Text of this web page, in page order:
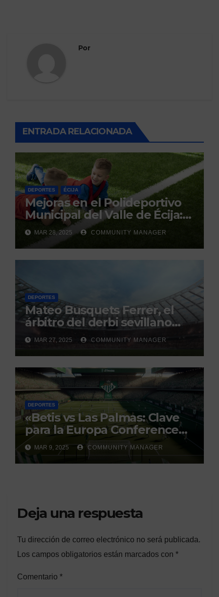
Por
ENTRADA RELACIONADA
DEPORTES ÉCIJA
Mejoras en el Polideportivo
Municipal del Valle de Écija:
Renovación y Mantenimiento
Continuo.
MAR 28, 2025 COMMUNITY MANAGER
DEPORTES
Mateo Busquets Ferrer, el
árbitro del derbi sevillano
con un historial que genera
debate
MAR 27, 2025 COMMUNITY MANAGER
DEPORTES
«Betis vs Las Palmas: Clave
para la Europa Conference
League»
MAR 9, 2025 COMMUNITY MANAGER
Deja una respuesta
Tu dirección de correo electrónico no será publicada.
Los campos obligatorios están marcados con *
Comentario *